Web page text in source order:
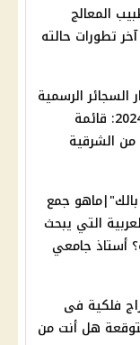
المعالج
تطورات حالته
الرسمية
في مصر اليوم 19 أكتوبر 2024: قائمة
من الشرقية
جمع
التي يبحث
أستاذ جامعي
الثور .. مواليد 5 أبراج فلكية فى
هل أنت من